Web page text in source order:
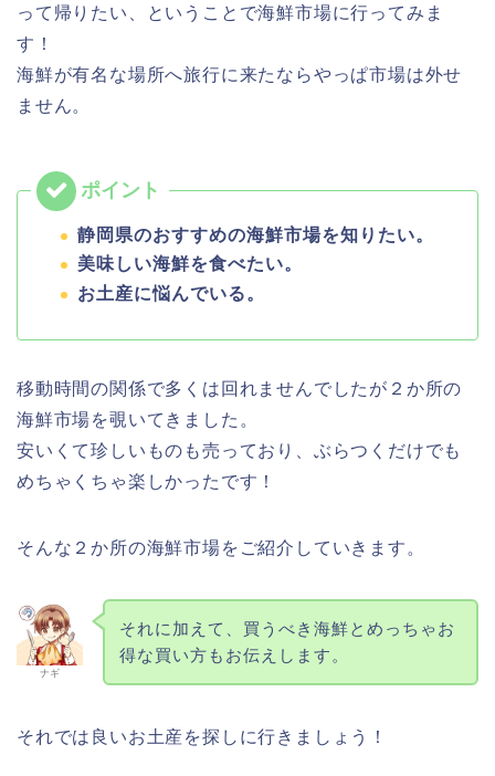
って帰りたい、ということで海鮮市場に行ってみま
す！
海鮮が有名な場所へ旅行に来たならやっぱ市場は外せ
ません。
静岡県のおすすめの海鮮市場を知りたい。
美味しい海鮮を食べたい。
お土産に悩んでいる。
移動時間の関係で多くは回れませんでしたが２か所の
海鮮市場を覗いてきました。
安いくて珍しいものも売っており、ぶらつくだけでも
めちゃくちゃ楽しかったです！
そんな２か所の海鮮市場をご紹介していきます。
ナギ
それに加えて、買うべき海鮮とめっちゃお
得な買い方もお伝えします。
それでは良いお土産を探しに行きましょう！